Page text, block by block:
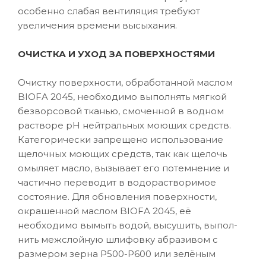
особенно слабая вентиляция требуют
увеличения времени высыхания.
ОЧИСТКА И УХОД ЗА ПОВЕРХНОСТЯМИ
Очистку поверхности, обработанной маслом
BIOFA 2045, необходимо выполнять мягкой
безворсовой тканью, смоченной в водном
растворе рН нейтральных моющих средств.
Категорически запрещено использование
щелочных моющих средств, так как щелочь
омыляет масло, вызывает его потемнение и
частично переводит в водорастворимое
состояние. Для обновления поверхности,
окрашенной маслом BIOFA 2045, её
необходимо вымыть водой, высушить, выпол-
нить межслойную шлифовку абразивом с
размером зерна P500-Р600 или зелёным